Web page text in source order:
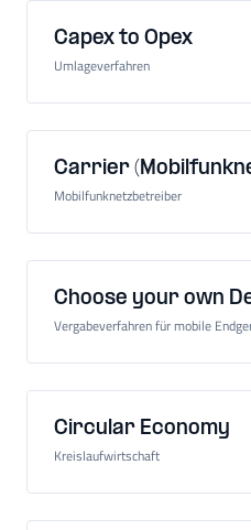
Capex to Opex
Umlageverfahren
Carrier
Mobilfunknetzbetreiber
Choose your own
Vergabeverfahren für mobile
Circular Economy
Kreislaufwirtschaft